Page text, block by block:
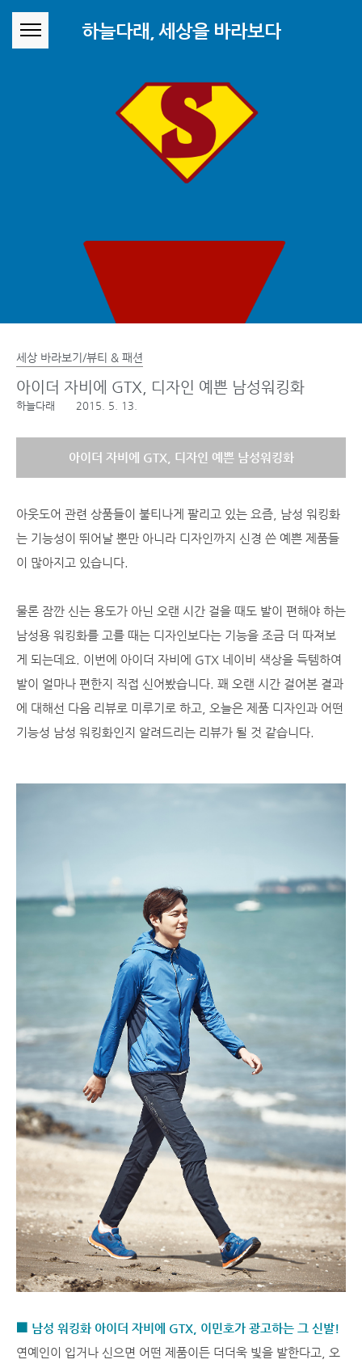
하늘다래, 세상을 바라보다
세상 바라보기/뷰티 & 패션
아이더 자비에 GTX, 디자인 예쁜 남성워킹화
하늘다래 2015. 5. 13.
아이더 자비에 GTX, 디자인 예쁜 남성워킹화
아웃도어 관련 상품들이 불티나게 팔리고 있는 요즘, 남성 워킹화
는 기능성이 뛰어날 뿐만 아니라 디자인까지 신경 쓴 예쁜 제품들
이 많아지고 있습니다.
물론 잠깐 신는 용도가 아닌 오랜 시간 걸을 때도 발이 편해야 하는
남성용 워킹화를 고를 때는 디자인보다는 기능을 조금 더 따져보
게 되는데요. 이번에 아이더 자비에 GTX 네이비 색상을 득템하여
발이 얼마나 편한지 직접 신어봤습니다. 꽤 오랜 시간 걸어본 결과
에 대해선 다음 리뷰로 미루기로 하고, 오늘은 제품 디자인과 어떤
기능성 남성 워킹화인지 알려드리는 리뷰가 될 것 같습니다.
■ 남성 워킹화 아이더 자비에 GTX, 이민호가 광고하는 그 신발!
연예인이 입거나 신으면 어떤 제품이든 더더욱 빛을 발한다고, 오